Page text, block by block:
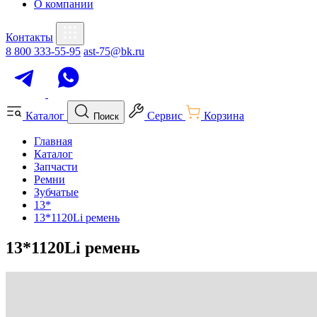
О компании
Контакты
8 800 333-55-95 ast-75@bk.ru
Каталог Поиск Сервис Корзина
Главная
Каталог
Запчасти
Ремни
Зубчатые
13*
13*1120Li ремень
13*1120Li ремень